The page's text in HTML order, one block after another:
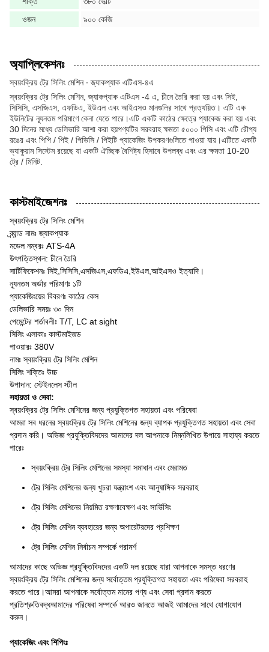
ওজন
৯০০ কেজি
অ্যাপ্লিকেশনঃ
স্বয়ংক্রিয় ট্রে সিলিং মেশিন ∙ জ্যাকপ্যাক এটিএস-৪এ
স্বয়ংক্রিয় ট্রে সিলিং মেশিন, জ্যাকপ্যাক এটিএস -4 এ, চীনে তৈরি করা হয় এবং সিই,
সিসিসি, এসজিএস, এফডিএ, ইউএল এবং আইএসও মানগুলির সাথে প্রত্যয়িত। এটি এক
ইউনিটের ন্যূনতম পরিমাণে কেনা যেতে পারে।এটি একটি কাঠের ক্ষেত্রে প্যাকেজ করা হয় এবং
30 দিনের মধ্যে ডেলিভারি আশা করা হয়পণ্যটির সরবরাহ ক্ষমতা ৫০০০ পিসি এবং এটি রৌপ্য
রঙের এবং পিপি / পিই / পিভিসি / পিইটি প্যাকেজিং উপকরণগুলিতে পাওয়া যায়।এটিতে একটি
ভ্যাকুয়াম সিস্টেম রয়েছে যা একটি ঐচ্ছিক বৈশিষ্ট্য হিসাবে উপলব্ধ এবং এর ক্ষমতা 10-20
ট্রে / মিনিট.
কাস্টমাইজেশনঃ
স্বয়ংক্রিয় ট্রে সিলিং মেশিন
ব্র্যান্ড নামঃ জ্যাকপ্যাক
মডেল নম্বরঃ ATS-4A
উৎপত্তিস্থল: চীনে তৈরি
সার্টিফিকেশনঃ সিই,সিসিসি,এসজিএস,এফডিএ,ইউএল,আইএসও ইত্যাদি।
ন্যূনতম অর্ডার পরিমাণঃ ১টি
প্যাকেজিংয়ের বিবরণঃ কাঠের কেস
ডেলিভারি সময়ঃ ৩০ দিন
পেমেন্টের শর্তাবলীঃ T/T, LC at sight
সিলিং এলাকাঃ কাস্টমাইজড
পাওয়ারঃ 380V
নামঃ স্বয়ংক্রিয় ট্রে সিলিং মেশিন
সিলিং শক্তিঃ উচ্চ
উপাদান: স্টেইনলেস স্টীল
সহায়তা ও সেবা:
স্বয়ংক্রিয় ট্রে সিলিং মেশিনের জন্য প্রযুক্তিগত সহায়তা এবং পরিষেবা
আমরা সব ধরনের স্বয়ংক্রিয় ট্রে সিলিং মেশিনের জন্য ব্যাপক প্রযুক্তিগত সহায়তা এবং সেবা
প্রদান করি। অভিজ্ঞ প্রযুক্তিবিদদের আমাদের দল আপনাকে নিম্নলিখিত উপায়ে সাহায্য করতে
পারেঃ
স্বয়ংক্রিয় ট্রে সিলিং মেশিনের সমস্যা সমাধান এবং মেরামত
ট্রে সিলিং মেশিনের জন্য খুচরা যন্ত্রাংশ এবং আনুষাঙ্গিক সরবরাহ
ট্রে সিলিং মেশিনের নিয়মিত রক্ষণাবেক্ষণ এবং সার্ভিসিং
ট্রে সিলিং মেশিন ব্যবহারের জন্য অপারেটরদের প্রশিক্ষণ
ট্রে সিলিং মেশিন নির্বাচন সম্পর্কে পরামর্শ
আমাদের কাছে অভিজ্ঞ প্রযুক্তিবিদদের একটি দল রয়েছে যারা আপনাকে সমস্ত ধরণের
স্বয়ংক্রিয় ট্রে সিলিং মেশিনের জন্য সর্বোত্তম প্রযুক্তিগত সহায়তা এবং পরিষেবা সরবরাহ
করতে পারে।আমরা আপনাকে সর্বোত্তম মানের পণ্য এবং সেবা প্রদান করতে
প্রতিশ্রুতিবদ্ধআমাদের পরিষেবা সম্পর্কে আরও জানতে আজই আমাদের সাথে যোগাযোগ
করুন।
প্যাকেজিং এবং শিপিংঃ